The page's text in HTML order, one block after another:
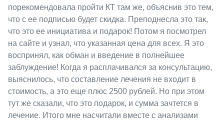
порекомендовала пройти КТ там же, объяснив это тем,
что с ее подписью будет скидка. Преподнесла это так,
что это ее инициатива и подарок! Потом я посмотрел
на сайте и узнал, что указанная цена для всех. Я это
воспринял, как обман и введение в полнейшее
заблуждение! Когда я расплачивался за консультацию,
выяснилось, что составление лечения не входит в
стоимость, а это еще плюс 2500 рублей. Но при этом
тут же сказали, что это подарок, и сумма зачтется в
лечение. Итого мне насчитали вместе с анализами